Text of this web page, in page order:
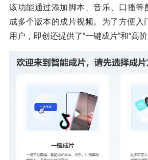
该功能通过添加脚本、音乐、口播等
成多个版本的成片视频。为了方便入
用户，即创还提供了“一键成片”和“高阶